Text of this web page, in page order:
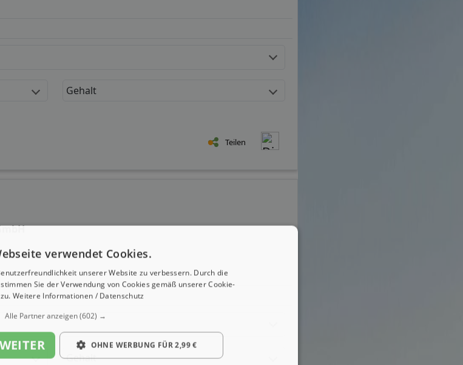
Gehalt
Teilen
Gehalt
verwendet Cookies.
unserer Website zu verbessern. Durch die
Sie der Verwendung von Cookies gemäß unserer Cookie-
Weitere Informationen / Datenschutz
Alle Partner anzeigen(602) →
OHNE WERBUNG FÜR 2,99 €